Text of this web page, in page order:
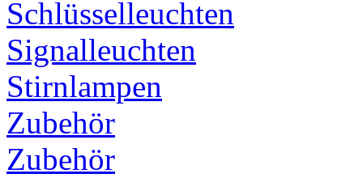
Schlüsselleuchten
Signalleuchten
Stirnlampen
Zubehör
Zubehör